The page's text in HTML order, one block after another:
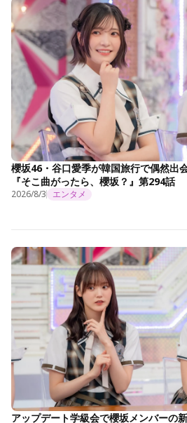
櫻坂46・谷口愛季が韓国旅行で偶然出
『そこ曲がったら、櫻坂？』第294話
2026/8/3 エンタメ
アップデート学級会で櫻坂メンバーの